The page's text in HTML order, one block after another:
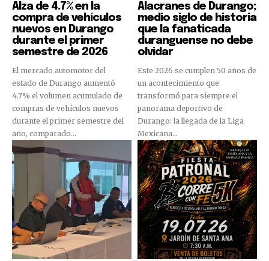
Alza de 4.7% en la
compra de vehículos
nuevos en Durango
durante el primer
semestre de 2026
El mercado automotor del
estado de Durango aumentó
4.7% el volumen acumulado de
compras de vehículos nuevos
durante el primer semestre del
año, comparado...
Alacranes de Durango;
medio siglo de historia
que la fanaticada
duranguense no debe
olvidar
Este 2026 se cumplen 50 años de
un acontecimiento que
transformó para siempre el
panorama deportivo de
Durango: la llegada de la Liga
Mexicana...